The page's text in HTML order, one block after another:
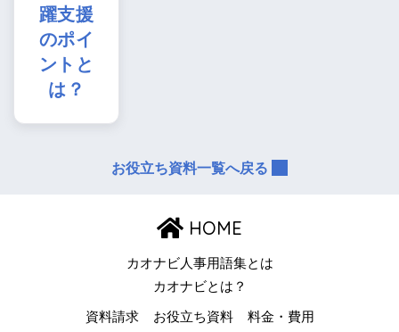
躍支援
のポイ
ントと
は？
お役立ち資料一覧へ戻る
HOME
カオナビ人事用語集とは
カオナビとは？
資料請求 お役立ち資料 料金・費用